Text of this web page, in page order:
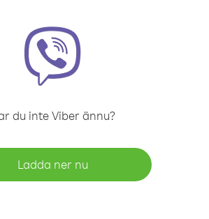
du inte Viber ännu?
Ladda ner nu